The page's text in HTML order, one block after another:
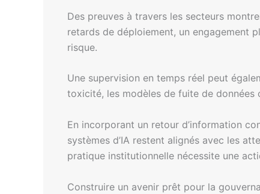
Des preuves à travers les secteurs
retards de déploiement, un engagement
risque.
Une supervision en temps réel peut
toxicité, les modèles de fuite de
En incorporant un retour d’information
systèmes d’IA restent alignés avec les
pratique institutionnelle nécessite une
Construire un avenir prêt pour la